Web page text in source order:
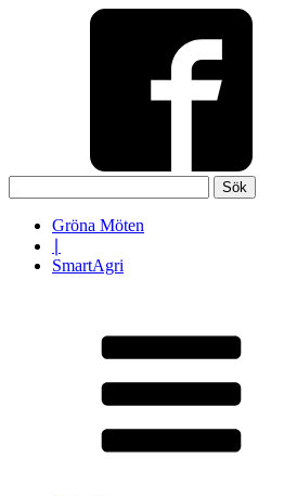
efter:
Gröna Möten
SmartAgri